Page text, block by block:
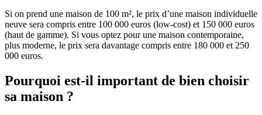
Si on prend une maison de 100 m², le prix d’une maison individuelle
neuve sera compris entre 100 000 euros (low-cost) et 150 000 euros
(haut de gamme). Si vous optez pour une maison contemporaine,
plus moderne, le prix sera davantage compris entre 180 000 et 250
000 euros.
Pourquoi est-il important de bien choisir
sa maison ?